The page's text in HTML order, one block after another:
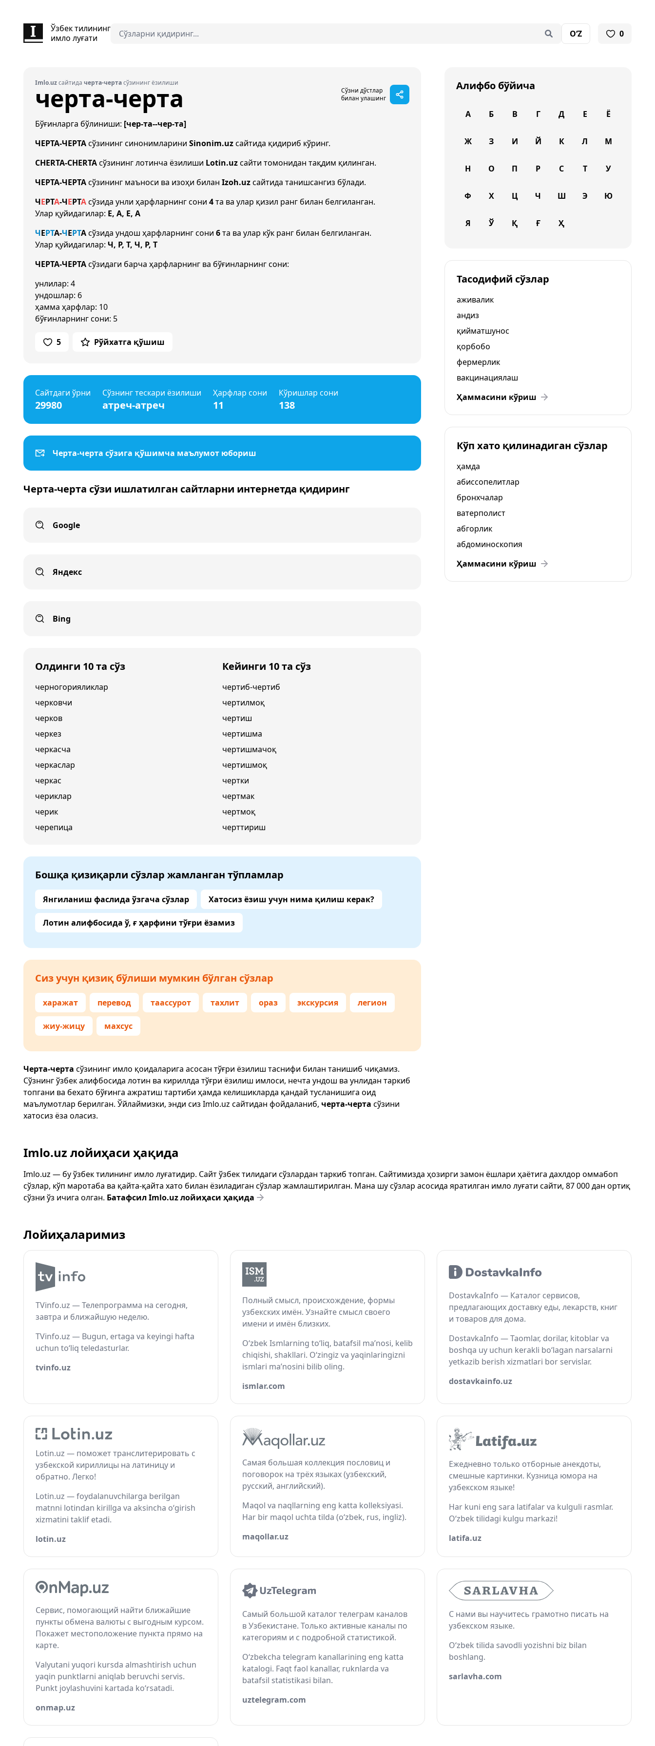
Ўзбек тилининг
имло луғати
O‘Z 0
Imlo.uzсайтида черта-чертасўзининг ёзилиши
черта-черта
Сўзни дўстлар
билан улашинг
Бўғинларга бўлиниши: [чер-та--чер-та]
ЧЕРТА-ЧЕРТАсўзининг синонимларини Sinonim.uzсайтида қидириб кўринг.
CHERTA-CHERTAсўзининг лотинча ёзилиши Lotin.uzсайти томонидан тақдим қилинган.
ЧЕРТА-ЧЕРТАсўзининг маъноси ва изоҳи билан Izoh.uzсайтида танишсангиз бўлади.
ЧЕРТА-ЧЕРТАсўзида унли ҳарфларнинг сони 4та ва улар қизил ранг билан белгиланган.
Улар қуйидагилар: Е, А, Е, А
ЧЕРТА-ЧЕРТАсўзида ундош ҳарфларнинг сони 6та ва улар кўк ранг билан белгиланган.
Улар қуйидагилар: Ч, Р, Т, Ч, Р, Т
ЧЕРТА-ЧЕРТАсўзидаги барча ҳарфларнинг ва бўғинларнинг сони:
унлилар: 4
ундошлар: 6
ҳамма ҳарфлар: 10
бўғинларнинг сони: 5
5 Рўйхатга қўшиш
Сайтдаги ўрни
29980
Сўзнинг тескари ёзилиши
атреч-атреч
Ҳарфлар сони
11
Кўришлар сони
138
Черта-черта сўзига қўшимча маълумот юбориш
Черта-черта сўзи ишлатилган сайтларни интернетда қидиринг
Google
Яндекс
Bing
Олдинги 10 та сўз
черногорияликлар
черковчи
черков
черкез
черкасча
черкаслар
черкас
чериклар
черик
черепица
Кейинги 10 та сўз
чертиб-чертиб
чертилмоқ
чертиш
чертишма
чертишмачоқ
чертишмоқ
чертки
чертмак
чертмоқ
черттириш
Бошқа қизиқарли сўзлар жамланган тўпламлар
Янгиланиш фаслида ўзгача сўзлар Хатосиз ёзиш учун нима қилиш керак?
Лотин алифбосида ў, ғ ҳарфини тўғри ёзамиз
Сиз учун қизиқ бўлиши мумкин бўлган сўзлар
харажат перевод таассурот тахлит ораз экскурсия легион
жиу-жицу махсус
Черта-черта сўзининг имло қоидаларига асосан тўғри ёзилиш таснифи билан танишиб чиқамиз.
Сўзнинг ўзбек алифбосида лотин ва кириллда тўғри ёзилиш имлоси, нечта ундош ва унлидан таркиб
топгани ва бехато бўғинга ажратиш тартиби ҳамда келишикларда қандай тусланишига оид
маълумотлар берилган. Ўйлаймизки, энди сиз Imlo.uz сайтидан фойдаланиб, черта-черта сўзини
хатосиз ёза оласиз.
Алифбо бўйича
А Б В Г Д Е Ё
Ж З И Й К Л М
Н О П Р С Т У
Ф Х Ц Ч Ш Э Ю
Я Ў Қ Ғ Ҳ
Тасодифий сўзлар
аживалик
андиз
қийматшунос
қорбобо
фермерлик
вакцинациялаш
Ҳаммасини кўриш
Кўп хато қилинадиган сўзлар
ҳамда
абиссопелитлар
бронхчалар
ватерполист
абгорлик
абдоминоскопия
Ҳаммасини кўриш
Imlo.uz лойиҳаси ҳақида
Imlo.uz — бу ўзбек тилининг имло луғатидир. Сайт ўзбек тилидаги сўзлардан таркиб топган. Сайтимизда ҳозирги замон ёшлари ҳаётига дахлдор оммабоп
сўзлар, кўп маротаба ва қайта-қайта хато билан ёзиладиган сўзлар жамлаштирилган. Мана шу сўзлар асосида яратилган имло луғати сайти, 87 000 дан ортиқ
сўзни ўз ичига олган. Батафсил Imlo.uz лойиҳаси ҳақида
Лойиҳаларимиз
TVinfo.uz — Телепрограмма на сегодня,
завтра и ближайшую неделю.
TVinfo.uz — Bugun, ertaga va keyingi hafta
uchun to‘liq teledasturlar.
tvinfo.uz
Полный смысл, происхождение, формы
узбекских имён. Узнайте смысл своего
имени и имён близких.
O‘zbek Ismlarning to‘liq, batafsil ma’nosi, kelib
chiqishi, shakllari. O‘zingiz va yaqinlaringizni
ismlari ma’nosini bilib oling.
ismlar.com
DostavkaInfo — Каталог сервисов,
предлагающих доставку еды, лекарств, книг
и товаров для дома.
DostavkaInfo — Taomlar, dorilar, kitoblar va
boshqa uy uchun kerakli bo‘lagan narsalarni
yetkazib berish xizmatlari bor servislar.
dostavkainfo.uz
Lotin.uz — поможет транслитерировать с
узбекской кириллицы на латиницу и
обратно. Легко!
Lotin.uz — foydalanuvchilarga berilgan
matnni lotindan kirillga va aksincha o‘girish
xizmatini taklif etadi.
lotin.uz
Самая большая коллекция пословиц и
поговорок на трёх языках (узбекский,
русский, английский).
Maqol va naqllarning eng katta kolleksiyasi.
Har bir maqol uchta tilda (o‘zbek, rus, ingliz).
maqollar.uz
Ежедневно только отборные анекдоты,
смешные картинки. Кузница юмора на
узбекском языке!
Har kuni eng sara latifalar va kulguli rasmlar.
O‘zbek tilidagi kulgu markazi!
latifa.uz
Сервис, помогающий найти ближайшие
пункты обмена валюты с выгодным курсом.
Покажет местоположение пункта прямо на
карте.
Valyutani yuqori kursda almashtirish uchun
yaqin punktlarni aniqlab beruvchi servis.
Punkt joylashuvini kartada ko‘rsatadi.
onmap.uz
Самый большой каталог телеграм каналов
в Узбекистане. Только активные каналы по
категориям и с подробной статистикой.
O‘zbekcha telegram kanallarining eng katta
katalogi. Faqt faol kanallar, ruknlarda va
batafsil statistikasi bilan.
uztelegram.com
С нами вы научитесь грамотно писать на
узбекском языке.
O‘zbek tilida savodli yozishni biz bilan
boshlang.
sarlavha.com